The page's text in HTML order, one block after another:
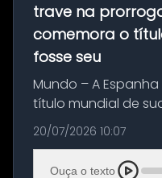
trave na
comemora o
fosse seu
Mundo – A
título mundial de
Argentina por 1 a 0,
decisão da Copa
de um duelo sem
20/07/2026 10:07
Ouça o texto